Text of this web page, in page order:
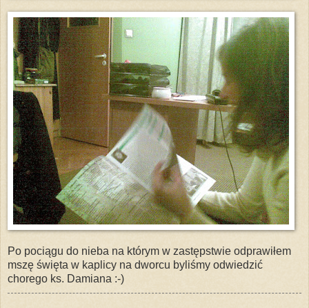
Po pociągu do nieba na którym w zastępstwie odprawiłem
mszę święta w kaplicy na dworcu byliśmy odwiedzić
chorego ks. Damiana :-)